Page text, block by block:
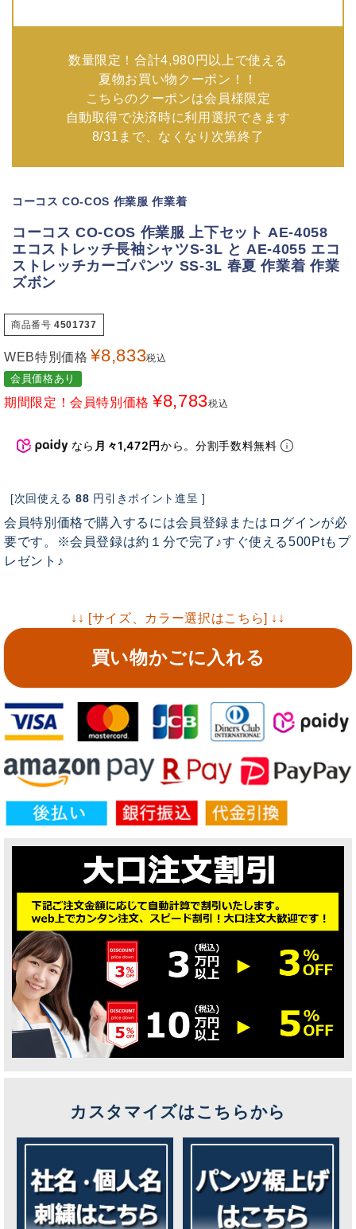
数量限定！合計4,980円以上で使える
夏物お買い物クーポン！！
こちらのクーポンは会員様限定
自動取得で決済時に利用選択できます
8/31まで、なくなり次第終了
コーコス CO-COS 作業服 作業着
コーコス CO-COS 作業服 上下セット AE-4058
エコストレッチ長袖シャツS-3L と AE-4055 エコ
ストレッチカーゴパンツ SS-3L 春夏 作業着 作業
ズボン
商品番号 4501737
WEB特別価格 ¥8,833税込
会員価格あり
期間限定！会員特別価格 ¥8,783税込
なら 月々1,472円から。分割手数料無料
[次回使える 88 円引きポイント進呈 ]
会員特別価格で購入するには会員登録またはログインが必
要です。※会員登録は約１分で完了♪すぐ使える500Ptもプ
レゼント♪
↓↓ [サイズ、カラー選択はこちら] ↓↓
買い物かごに入れる
カスタマイズはこちらから